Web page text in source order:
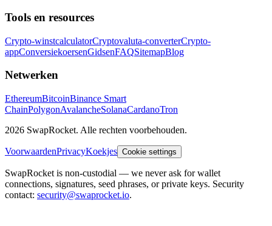
Tools en resources
Crypto-winstcalculatorCryptovaluta-converterCrypto-
appConversiekoersenGidsenFAQSitemapBlog
Netwerken
EthereumBitcoinBinance Smart
ChainPolygonAvalancheSolanaCardanoTron
2026 SwapRocket. Alle rechten voorbehouden.
VoorwaardenPrivacyKoekjes Cookie settings
SwapRocket is non-custodial — we never ask for wallet
connections, signatures, seed phrases, or private keys. Security
contact: security@swaprocket.io.